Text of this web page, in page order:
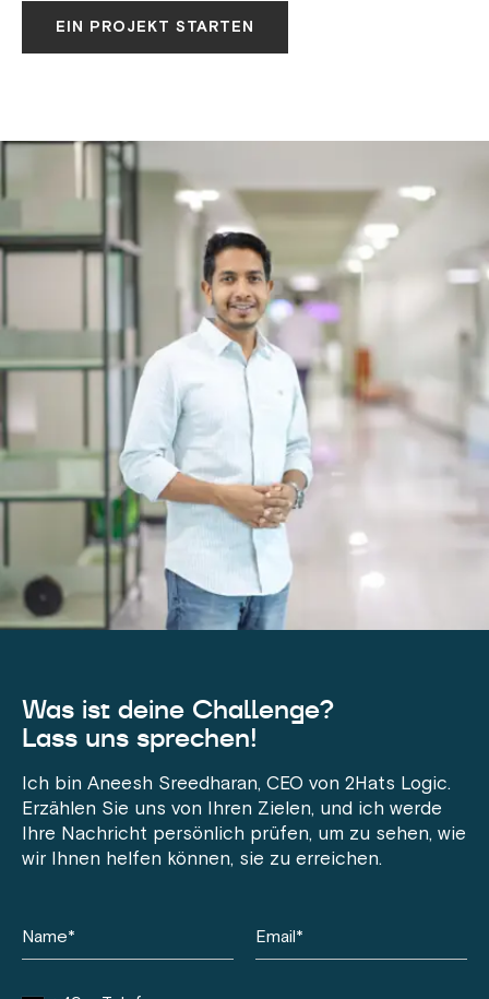
EIN PROJEKT STARTEN
Was ist deine Challenge?
Lass uns sprechen!
Ich bin Aneesh Sreedharan, CEO von 2Hats Logic.
Erzählen Sie uns von Ihren Zielen, und ich werde
Ihre Nachricht persönlich prüfen, um zu sehen, wie
wir Ihnen helfen können, sie zu erreichen.